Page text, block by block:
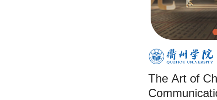
The Art of